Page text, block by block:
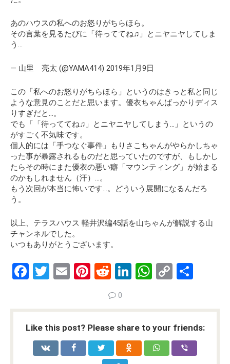
あのハウスの私へのお怒りがちらほら。
その言葉を見るたびに「待っててね♫」とニヤニヤしてしま
う…
— 山里 亮太 (@YAMA414) 2019年1月9日
この 「私へのお怒りがちらほら」
というのはきっと私と同じ
ような意見のことだと思います。優衣ちゃんばっかりディス
りすぎだと…。
でも
「「待っててね♫」とニヤニヤしてしまう…」
というの
がすごく不気味です。
個人的には「手つなぐ事件」もりさこちゃんがやらかしちゃ
った事が暴露されるものだと思っていたのですが、もしかし
たらその時にまた優衣の悪い癖「マウンティング」が始まる
のかもしれません（汗）…。
もう次回が本当に怖いです…。どういう展開になるんだろ
う。
以上、テラスハウス 軽井沢編45話を山ちゃんが解説する山
チャンネルでした。
いつもありがとうございます。
F
ce
b
o
o
T
tt
er
E
ail
Pi
er
es
t
R
e
d
di
t
Li
ke
dI
n
W
at
A
p
C
py
Li
n
k
ar
e
0
Like this post? Please share to your friends: